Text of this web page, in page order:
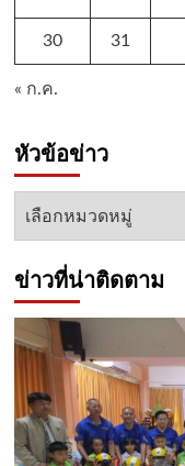
30 31
« ก.ค.
หัวข้อข่าว
หัวข้อ
ข่าวที่น่าติดตาม